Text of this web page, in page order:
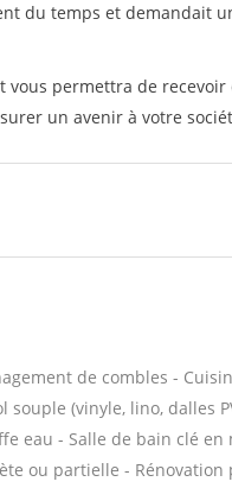
du temps et demandait
permettra de
un avenir à votre
de combles -
(vinyle, lino, dalles
eau - Salle de bain clé
ou partielle -